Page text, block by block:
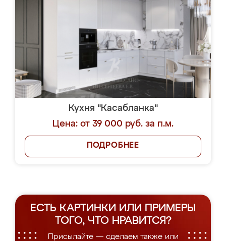
Кухня "Касабланка"
Цена: от 39 000 руб. за п.м.
ПОДРОБНЕЕ
ЕСТЬ КАРТИНКИ ИЛИ ПРИМЕРЫ
ТОГО, ЧТО НРАВИТСЯ?
Присылайте — сделаем также или